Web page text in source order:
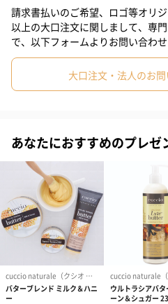
スパやネイルサロンのプロフェッ
れ、多くのサロンで取り扱われて
す。
天然オイルのサフラワー油をベー
物エキスなどを配合しており、爪
す。マッサージすることで甘皮や
けでなく爪を形成するマトリクス
くの伸びてくる爪を強く健康的に育
請求書払いのご希望、ロゴ等オリ
以上の大口注文に関しまして、専
で、以下フォームよりお問い合わせ
大口注文・法人のお
あなたにおすすめのプレゼ